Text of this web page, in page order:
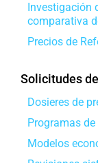
Investigación
comparativa
Precios de
Solicitudes
Dosieres de
Programas
Modelos